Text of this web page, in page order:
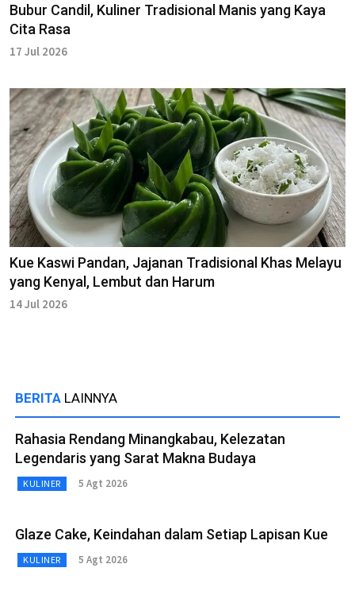
Bubur Candil, Kuliner Tradisional Manis yang Kaya
Cita Rasa
17 Jul 2026
Kue Kaswi Pandan, Jajanan Tradisional Khas Melayu
yang Kenyal, Lembut dan Harum
14 Jul 2026
BERITA LAINNYA
Rahasia Rendang Minangkabau, Kelezatan
Legendaris yang Sarat Makna Budaya
KULINER 5 Agt 2026
Glaze Cake, Keindahan dalam Setiap Lapisan Kue
KULINER 5 Agt 2026